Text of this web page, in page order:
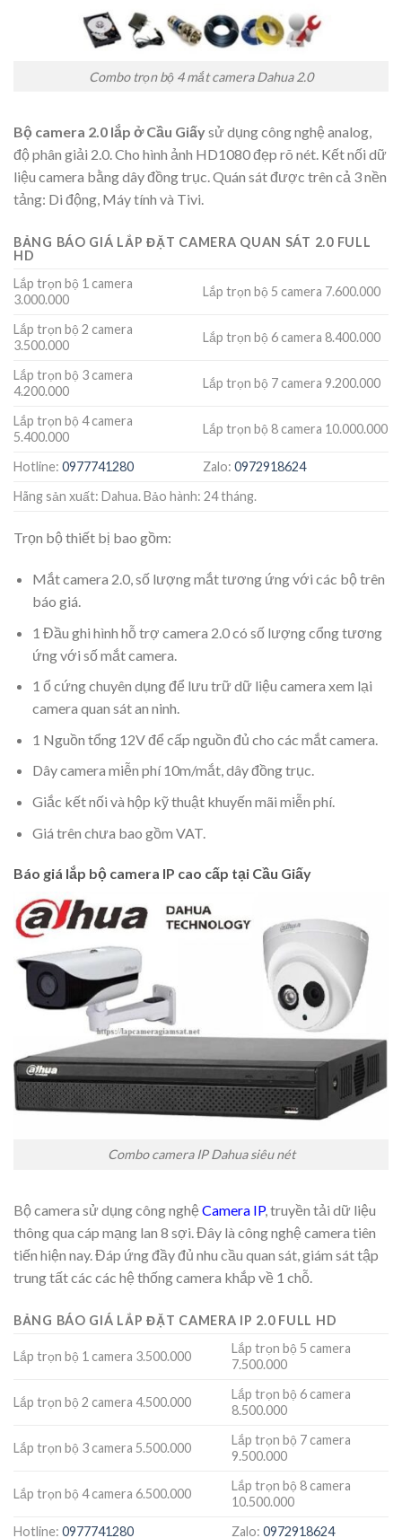
Combo trọn bộ 4 mắt camera Dahua 2.0
Bộ camera 2.0 lắp ở Cầu Giấysử dụng công nghệ analog,
độ phân giải 2.0. Cho hình ảnh HD1080 đẹp rõ nét. Kết nối dữ
liệu camera bằng dây đồng trục. Quán sát được trên cả 3 nền
tảng: Di động, Máy tính và Tivi.
BẢNG BÁO GIÁ LẮP ĐẶT CAMERA QUAN SÁT 2.0 FULL
HD
Lắp trọn bộ 1 camera
3.000.000
Lắp trọn bộ 5 camera 7.600.000
Lắp trọn bộ 2 camera
3.500.000
Lắp trọn bộ 6 camera 8.400.000
Lắp trọn bộ 3 camera
4.200.000
Lắp trọn bộ 7 camera 9.200.000
Lắp trọn bộ 4 camera
5.400.000
Lắp trọn bộ 8 camera 10.000.000
Hotline: 0977741280 Zalo:0972918624
Hãng sản xuất: Dahua. Bảo hành: 24 tháng.
Trọn bộ thiết bị bao gồm:
Mắt camera 2.0, số lượng mắt tương ứng với các bộ trên
báo giá.
1 Đầu ghi hình hỗ trợ camera 2.0 có số lượng cổng tương
ứng với số mắt camera.
1 ổ cứng chuyên dụng để lưu trữ dữ liệu camera xem lại
camera quan sát an ninh.
1 Nguồn tổng 12V để cấp nguồn đủ cho các mắt camera.
Dây camera miễn phí 10m/mắt, dây đồng trục.
Giắc kết nối và hộp kỹ thuật khuyến mãi miễn phí.
Giá trên chưa bao gồm VAT.
Báo giá lắp bộ camera IP cao cấp tại Cầu Giấy
Combo camera IP Dahua siêu nét
Bộ camera sử dụng công nghệ Camera IP, truyền tải dữ liệu
thông qua cáp mạng lan 8 sợi. Đây là công nghệ camera tiên
tiến hiện nay. Đáp ứng đầy đủ nhu cầu quan sát, giám sát tập
trung tất các các hệ thống camera khắp về 1 chỗ.
BẢNG BÁO GIÁ LẮP ĐẶT CAMERA IP 2.0 FULL HD
Lắp trọn bộ 1 camera 3.500.000
Lắp trọn bộ 5 camera
7.500.000
Lắp trọn bộ 2 camera 4.500.000
Lắp trọn bộ 6 camera
8.500.000
Lắp trọn bộ 3 camera 5.500.000
Lắp trọn bộ 7 camera
9.500.000
Lắp trọn bộ 4 camera 6.500.000
Lắp trọn bộ 8 camera
10.500.000
Hotline: 0977741280 Zalo:0972918624